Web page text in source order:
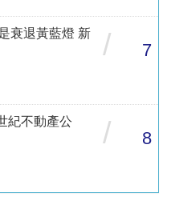
衰退黃藍燈 新
/ 7
紀不動產公
/ 8